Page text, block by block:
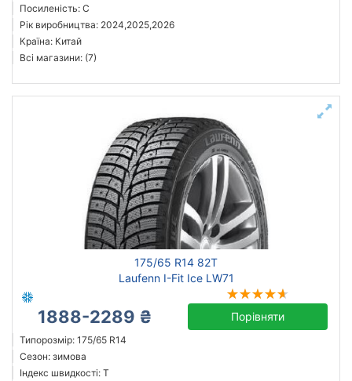
Посиленість: C
Рік виробництва: 2024,2025,2026
Країна: Китай
Всі магазини: (7)
175/65 R14 82T
Laufenn I-Fit Ice LW71
1888-2289 ₴ Порівняти
Типорозмір: 175/65 R14
Сезон: зимова
Індекс швидкості: T